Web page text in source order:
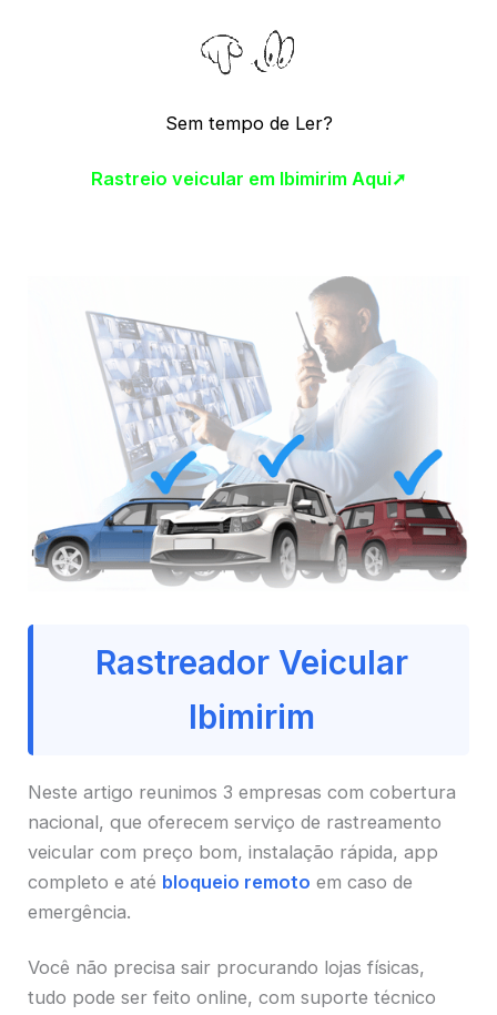
Sem tempo de Ler?
Rastreio veicular em Ibimirim Aqui➚
Rastreador Veicular
Ibimirim
Neste artigo reunimos 3 empresas com cobertura
nacional, que oferecem serviço de rastreamento
veicular com preço bom, instalação rápida, app
completo e até bloqueio remoto em caso de
emergência.
Você não precisa sair procurando lojas físicas,
tudo pode ser feito online, com suporte técnico